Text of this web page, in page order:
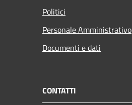
Politici
Personale Amministrativo
Documenti e dati
CONTATTI